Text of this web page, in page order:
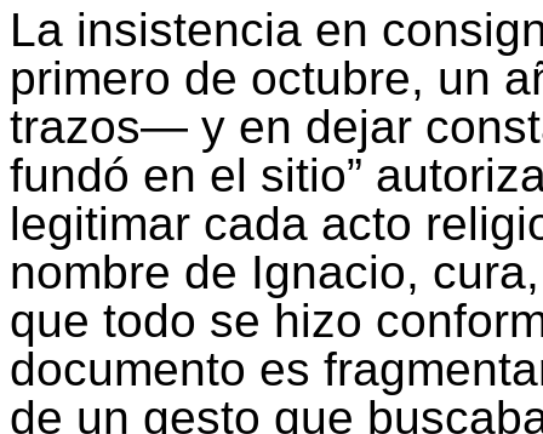
La insistencia en
primero de octubre, un
trazos— y en dejar
fundó en el sitio”
legitimar cada acto
nombre de Ignacio,
que todo se hizo
documento es
de un gesto que